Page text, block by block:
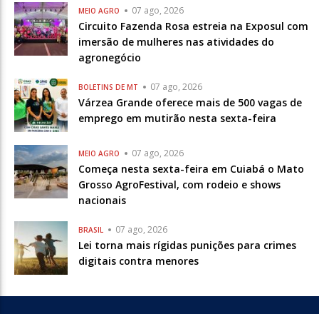
MEIO AGRO 07 ago, 2026
Circuito Fazenda Rosa estreia na Exposul com
imersão de mulheres nas atividades do
agronegócio
BOLETINS DE MT 07 ago, 2026
Várzea Grande oferece mais de 500 vagas de
emprego em mutirão nesta sexta-feira
MEIO AGRO 07 ago, 2026
Começa nesta sexta-feira em Cuiabá o Mato
Grosso AgroFestival, com rodeio e shows
nacionais
BRASIL 07 ago, 2026
Lei torna mais rígidas punições para crimes
digitais contra menores